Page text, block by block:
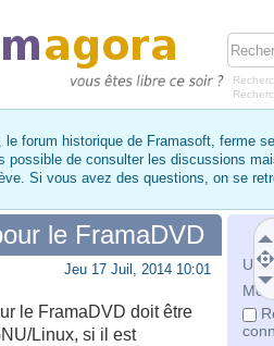
le forum historique de Framasoft, ferme
possible de consulter les discussions
Si vous avez des questions, on se
Mot
le FramaDVD
Jeu 17 Juil, 2014 10:01
le FramaDVD doit être
Linux, si il est